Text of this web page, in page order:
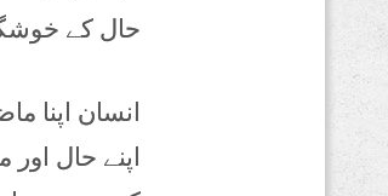
حال کے
انسان اپنا
اپنے حال